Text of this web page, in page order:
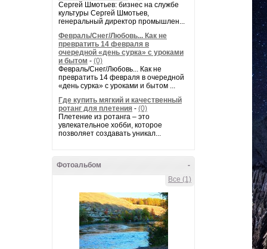
Сергей Шмотьев: бизнес на службе
культуры Сергей Шмотьев,
генеральный директор промышлен...
Февраль/Снег/Любовь... Как не
превратить 14 февраля в
очередной «день сурка» с уроками
и бытом - (0)
Февраль/Снег/Любовь... Как не
превратить 14 февраля в очередной
«день сурка» с уроками и бытом ...
Где купить мягкий и качественный
ротанг для плетения - (0)
Плетение из ротанга – это
увлекательное хобби, которое
позволяет создавать уникал...
-
Фотоальбом
Все (1)